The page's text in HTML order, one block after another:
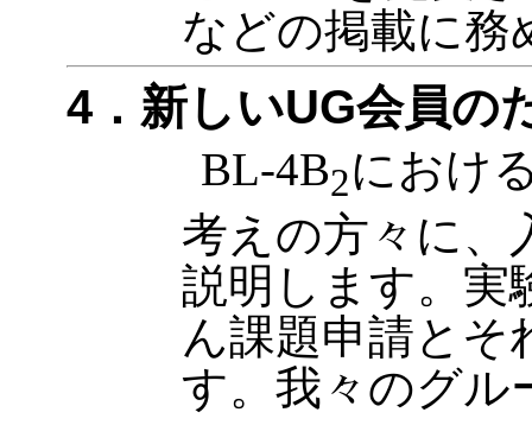
などの掲載に務
4．新しいUG会員の
BL-4B2におけ
考えの方々に、
説明します。実
ん課題申請とそ
す。我々のグル